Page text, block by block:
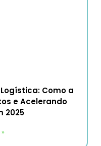
Como a
e Acelerando
2025
»